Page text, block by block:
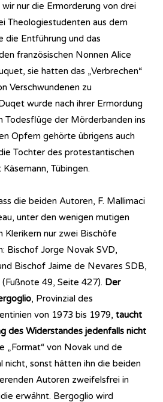
nur die Ermorderung von drei
Theologiestudenten aus dem
die Entführung und das
französischen Nonnen Alice
sie hatten das „Verbrechen“
Verschwundenen zu
wurde nach ihrer Ermordung
Todesflüge der Mörderbanden ins
Opfern gehörte übrigens auch
Tochter des protestantischen
Tübingen.
die beiden Autoren, F. Mallimaci
unter den wenigen mutigen
Klerikern nur zwei Bischöfe
Bischof Jorge Novak SVD,
Bischof Jaime de Nevares SDB,
49, Seite 427). Der
, Provinzial des
von 1973 bis 1979, taucht
des Widerstandes jedenfalls nicht
„Format“ von Novak und de
nicht, sonst hätten ihn die beiden
Autoren zweifelsfrei in
erwähnt. Bergoglio wird